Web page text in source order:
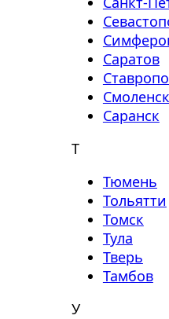
Саратов
Смоленск
Саранск
Т
Тюмень
Тольятти
Томск
Тула
Тверь
Тамбов
У